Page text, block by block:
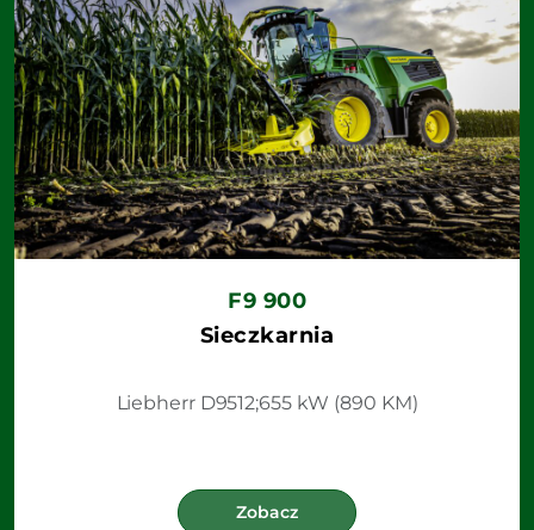
F9 900
Sieczkarnia
Liebherr D9512;655 kW (890 KM)
Zobacz